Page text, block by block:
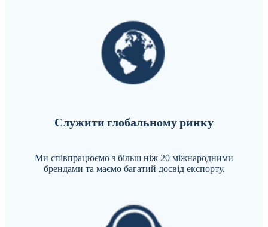
Служити глобальному ринку
Ми співпрацюємо з більш ніж 20 міжнародними
брендами та маємо багатий досвід експорту.